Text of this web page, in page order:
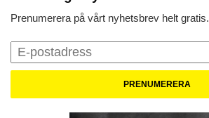
Prenumerera på vårt nyhetsbrev helt gratis.